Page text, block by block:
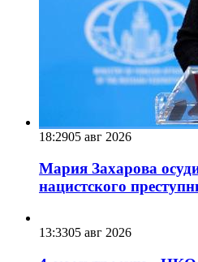
18:2905 авг 2026
Мария Захарова
нацистского
13:3305 авг 2026